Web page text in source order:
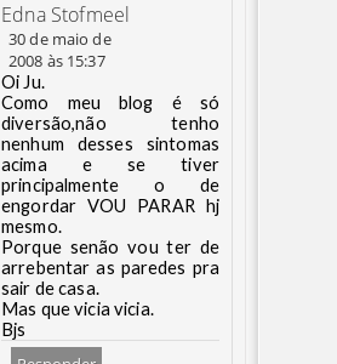
Edna Stofmeel
30 de maio de
2008 às 15:37
Oi Ju.
Como meu blog é só
diversão,não tenho
nenhum desses sintomas
acima e se tiver
principalmente o de
engordar VOU PARAR hj
mesmo.
Porque senão vou ter de
arrebentar as paredes pra
sair de casa.
Mas que vicia vicia.
Bjs